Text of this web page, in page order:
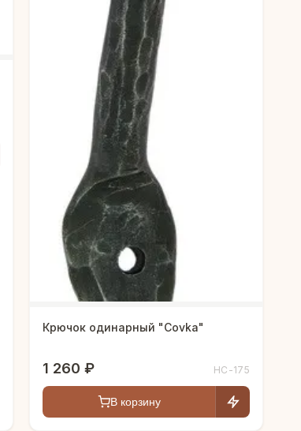
Крючок одинарный "Covka"
1 260 ₽ HC-175
В корзину